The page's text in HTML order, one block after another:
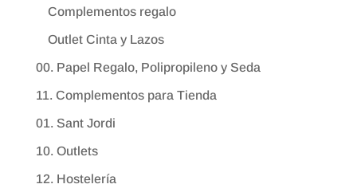
Complementos regalo
Outlet Cinta y Lazos
00. Papel Regalo, Polipropileno y Seda
11. Complementos para Tienda
01. Sant Jordi
10. Outlets
12. Hostelería